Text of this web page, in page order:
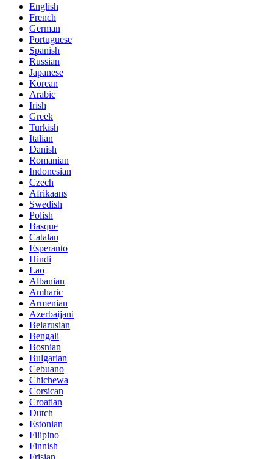
English
French
German
Portuguese
Spanish
Russian
Japanese
Korean
Arabic
Irish
Greek
Turkish
Italian
Danish
Romanian
Indonesian
Czech
Afrikaans
Swedish
Polish
Basque
Catalan
Esperanto
Hindi
Lao
Albanian
Amharic
Armenian
Azerbaijani
Belarusian
Bengali
Bosnian
Bulgarian
Cebuano
Chichewa
Corsican
Croatian
Dutch
Estonian
Filipino
Finnish
Frisian